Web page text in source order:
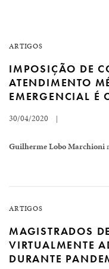
ARTIGOS
IMPOSIÇÃO DE
ATENDIMENTO
EMERGENCIAL É
30/04/2020 |
Guilherme Lobo Marchioni
saúde enfrentada
Direitos Humanos. Por
enfermeiros e
ainda, aproximação
ARTIGOS
MAGISTRADOS
VIRTUALMENTE
DURANTE